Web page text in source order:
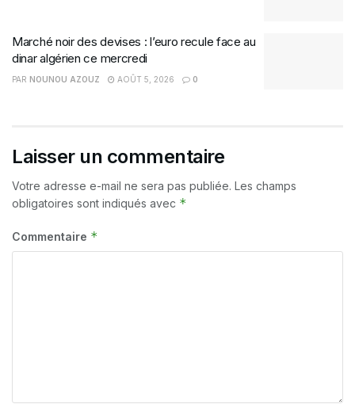
Marché noir des devises : l’euro recule face au
dinar algérien ce mercredi
PAR NOUNOU AZOUZ AOÛT 5, 2026 0
Laisser un commentaire
Votre adresse e-mail ne sera pas publiée. Les champs
obligatoires sont indiqués avec *
Commentaire *